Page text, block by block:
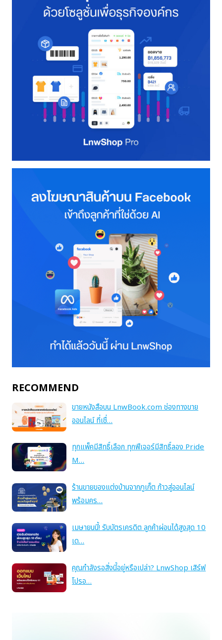
RECOMMEND
ขายหนังสือบน LnwBook.com ช่องทางขาย
ออนไลน์ ที่เชื่…
ทุกแพ็คมีสิทธิ์เลือก ทุกฟีเจอร์มีสิทธิ์ลอง Pride
M…
ร้านขายของแต่งบ้านจากภูเก็ต ก้าวสู่ออนไลน์
พร้อมคร…
เมษายนนี้! รับบัตรเครดิต ลูกค้าผ่อนได้สูงสุด 10
เด…
คุณกำลังรอสิ่งนี้อยู่หรือเปล่า? LnwShop เสิร์ฟ
โปรอ…